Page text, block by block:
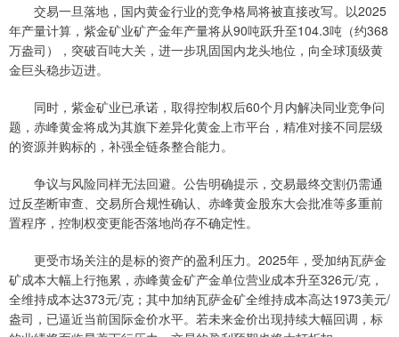
交易一旦落地，国内黄金行业的竞争格局将被直接改写。以2025
年产量计算，紫金矿业矿产金年产量将从90吨跃升至104.3吨（约368
万盎司），突破百吨大关，进一步巩固国内龙头地位，向全球顶级黄
金巨头稳步迈进。
同时，紫金矿业已承诺，取得控制权后60个月内解决同业竞争问
题，赤峰黄金将成为其旗下差异化黄金上市平台，精准对接不同层级
的资源并购标的，补强全链条整合能力。
争议与风险同样无法回避。公告明确提示，交易最终交割仍需通
过反垄断审查、交易所合规性确认、赤峰黄金股东大会批准等多重前
置程序，控制权变更能否落地尚存不确定性。
更受市场关注的是标的资产的盈利压力。2025年，受加纳瓦萨金
矿成本大幅上行拖累，赤峰黄金矿产金单位营业成本升至326元/克，
全维持成本达373元/克；其中加纳瓦萨金矿全维持成本高达1973美元/
盎司，已逼近当前国际金价水平。若未来金价出现持续大幅回调，标